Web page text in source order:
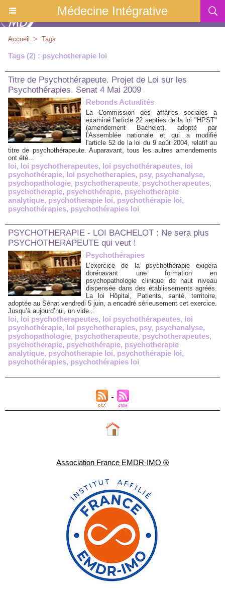
Médecine Intégrative
Association France EMDR-IMO ®
Accueil > Tags
Tags (2) : psychotherapie loi
Titre de Psychothérapeute. Projet de Loi sur les
Psychothérapies. Senat 4 Mai 2009
Rebonds Actualités
La Commission des affaires sociales a
examiné l'article 22 septies de la loi "HPST"
(amendement Bachelot), adopté par
l'Assemblée nationale et qui a modifié
l'article 52 de la loi du 9 août 2004, relatif au
titre de psychothérapeute. Auparavant, tous les autres amendements
ont été...
loi, loi psychotherapeutes, loi psychothérapeutes, loi
psychothérapie, loi psychotherapies, psy, psychanalyse,
psychopathologie, psychotherapeute, psychotherapeutes,
psychotherapie, psychothérapie, psychotherapie
analytique, psychotherapie loi, psychothérapie loi,
psychothérapies, psychothérapies loi
PSYCHOTHERAPIE - LOI BACHELOT : Ne sera plus
PSYCHOTHERAPEUTE qui veut !
Psychothérapies
L’exercice de la psychothérapie exigera
dorénavant une formation en
psychopathologie clinique de haut niveau
dispensée dans des établissements agréés.
La loi Hôpital, Patients, santé, territoire,
adoptée au Sénat vendredi 5 juin, a encadré sérieusement cet exercice.
Jusqu’à aujourd’hui, un vide...
loi, loi psychotherapeutes, loi psychothérapeutes, loi
psychothérapie, loi psychotherapies, psy, psychanalyse,
psychopathologie, psychotherapeute, psychotherapeutes,
psychotherapie, psychothérapie, psychotherapie
analytique, psychotherapie loi, psychothérapie loi,
psychothérapies, psychothérapies loi